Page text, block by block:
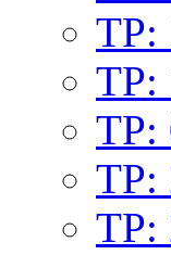
TP:
TP:
TP:
TP:
TP: